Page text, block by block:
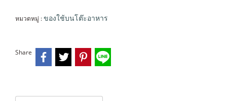
หมวดหมู่ : ของใช้บนโต๊ะอาหาร
Share